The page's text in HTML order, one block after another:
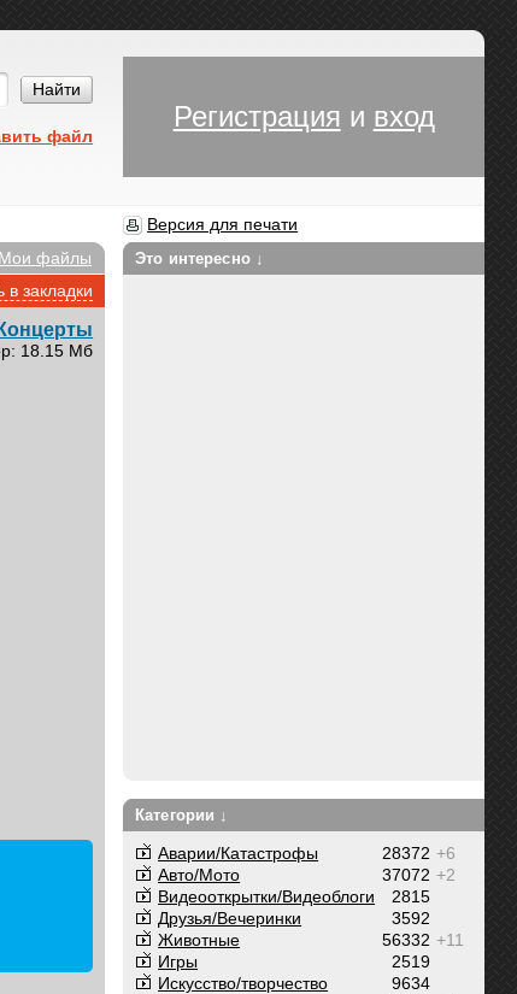
Найти
файл
Регистрация и вход
Версия для печати
Мои файлы
в закладки
18.15 Мб
Это интересно ↓
Категории ↓
+6
28372
Аварии/Катастрофы
+2
37072
Авто/Мото
2815
Видеооткрытки/Видеоблоги
3592
Друзья/Вечеринки
+11
56332
Животные
2519
Игры
9634
Искусство/творчество